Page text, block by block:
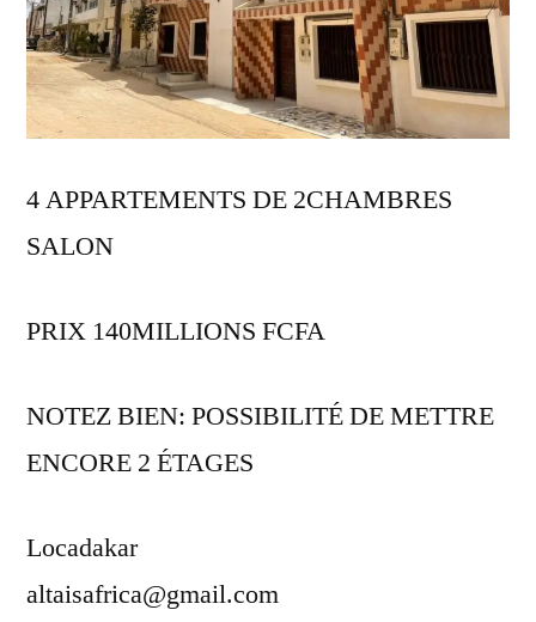
4 APPARTEMENTS DE 2CHAMBRES
SALON
PRIX 140MILLIONS FCFA
NOTEZ BIEN: POSSIBILITÉ DE METTRE
ENCORE 2 ÉTAGES
Locadakar
altaisafrica@gmail.com